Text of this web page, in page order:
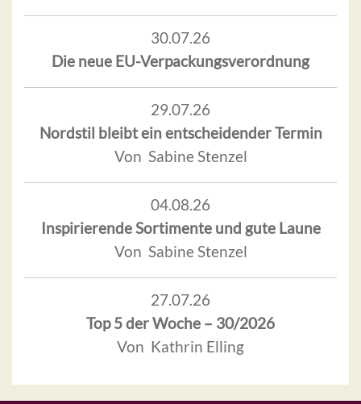
30.07.26
Die neue EU-Verpackungsverordnung
29.07.26
Nordstil bleibt ein entscheidender Termin
Von Sabine Stenzel
04.08.26
Inspirierende Sortimente und gute Laune
Von Sabine Stenzel
27.07.26
Top 5 der Woche – 30/2026
Von Kathrin Elling